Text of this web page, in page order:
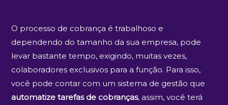
O processo de cobrança é trabalhoso e
dependendo do tamanho da sua empresa, pode
levar bastante tempo, exigindo, muitas vezes,
colaboradores exclusivos para a função. Para isso,
você pode contar com um sistema de gestão que
automatize tarefas de cobranças, assim, você terá